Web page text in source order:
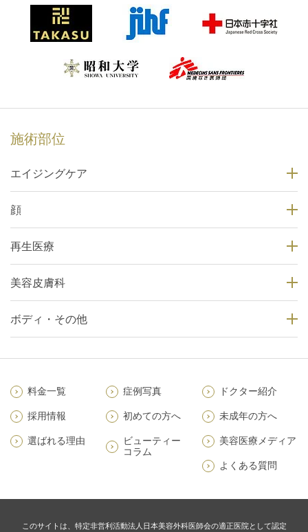
施術部位
エイジングケア
顔
再生医療
美容皮膚科
ボディ・その他
料金一覧 症例写真 ドクター紹介
採用情報 初めての方へ 未成年の方へ
選ばれる理由
ビューティー
コラム
美容医療メディア
よくある質問
このサイトは、特定非営利活動法人日本美容外科医師会の適正医院として認定